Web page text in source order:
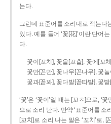
는다.
그런데 표준어를 소리대로 적는다
있다. 예를 들어 ‘꽃[花]’이란 단어
다.
꽃이[꼬치], 꽃을[꼬츨], 꽃에[꼬
꽃만[꼰만], 꽃나무[꼰나무], 꽃
꽃과[꼳꽈], 꽃다발[꼳따발], 꽃밭
‘꽃’은 ‘꽃이’일 때는 [꼬ㅊ]으로, ‘
으로 소리 난다. 만약 ‘표준어를 소
[꼬치]로 소리 나는 말은 ‘꼬치’로, [